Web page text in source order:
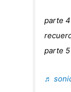
parte
parte 5
♬